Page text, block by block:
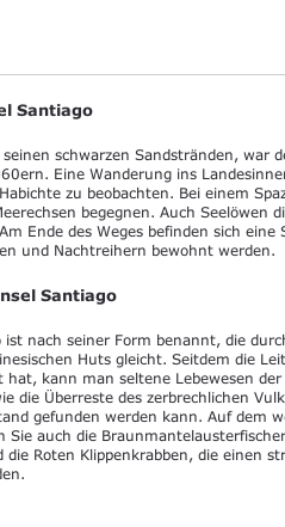
Santiago
schwarzen Sandstränden, war
Eine Wanderung ins
zu beobachten. Bei einem
begegnen. Auch Seelöwen
Ende des Weges befinden sich eine
und Nachtreihern bewohnt werden.
Santiago
nach seiner Form benannt, die
Huts gleicht. Seitdem die
kann man seltene Lebewesen der
die Überreste des zerbrechlichen
gefunden werden kann. Auf dem
Sie auch die
Roten Klippenkrabben, die einen